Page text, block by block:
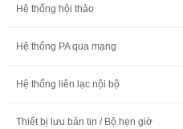
Hệ thống hội thảo
Hệ thống PA qua mạng
Hệ thống liên lạc nội bộ
Thiết bị lưu bản tin / Bộ hẹn giờ